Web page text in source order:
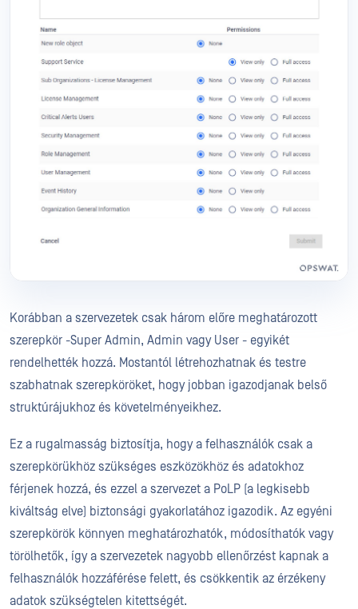
Korábban a szervezetek csak három előre meghatározott
szerepkör -Super Admin, Admin vagy User - egyikét
rendelhették hozzá. Mostantól létrehozhatnak és testre
szabhatnak szerepköröket, hogy jobban igazodjanak belső
struktúrájukhoz és követelményeikhez.
Ez a rugalmasság biztosítja, hogy a felhasználók csak a
szerepkörükhöz szükséges eszközökhöz és adatokhoz
férjenek hozzá, és ezzel a szervezet a PoLP (a legkisebb
kiváltság elve) biztonsági gyakorlatához igazodik. Az egyéni
szerepkörök könnyen meghatározhatók, módosíthatók vagy
törölhetők, így a szervezetek nagyobb ellenőrzést kapnak a
felhasználók hozzáférése felett, és csökkentik az érzékeny
adatok szükségtelen kitettségét.